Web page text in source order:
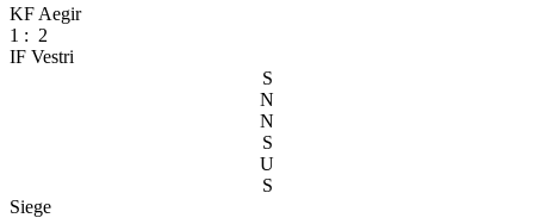
KF Aegir
1 : 2
IF Vestri
S
N
N
S
U
S
Siege